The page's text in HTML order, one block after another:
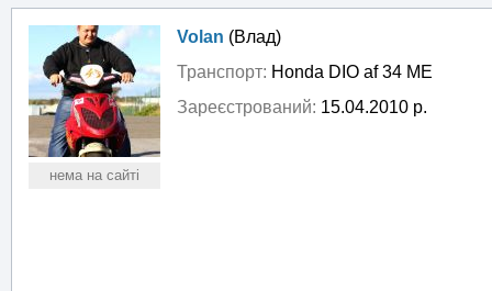
нема на сайті
Volan (Влад)
Транспорт: Honda DIO af 34 ME
Зареєстрований: 15.04.2010 р.